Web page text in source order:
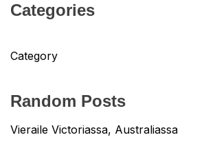
Categories
Category
Random Posts
Vieraile Victoriassa, Australiassa